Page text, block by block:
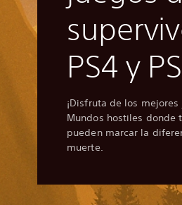
PS4 y
¡Disfruta de los
Mundos hostiles donde
pueden marcar la
muerte.